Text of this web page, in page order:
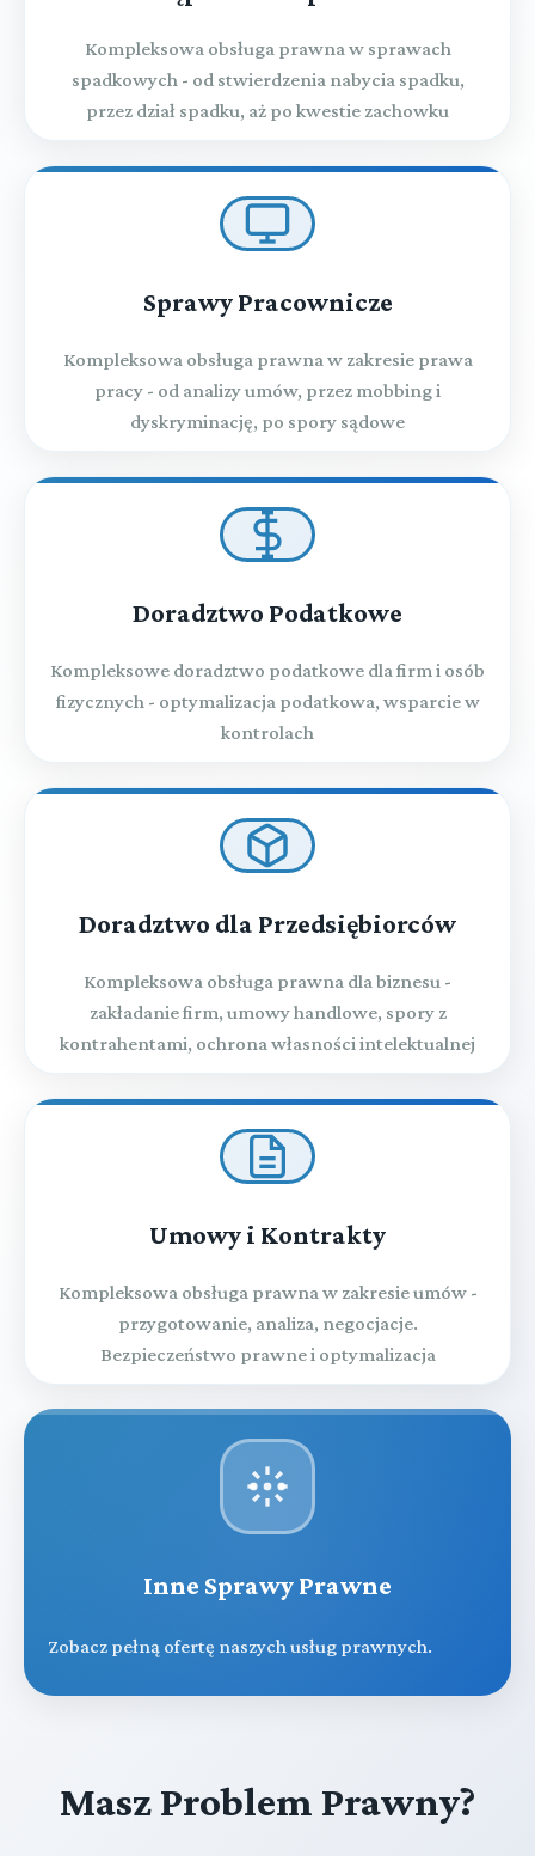
orzeczony środek karny, a także orzeczenia o
warunkowym
Rozdział 66i (art. 611ud - 611uj)
wykonanie orzeczenia karnego związanego z poddaniem
Rozdział 67 (art. 612 - 615)
Kompleksowa obsługa prawna w sprawach
spadkowych - od stwierdzenia nabycia spadku,
przez dział spadku, aż po kwestie zachowku
Sprawy Pracownicze
Kompleksowa obsługa prawna w zakresie prawa
pracy - od analizy umów, przez mobbing i
dyskryminację, po spory sądowe
Doradztwo Podatkowe
Kompleksowe doradztwo podatkowe dla firm i osób
fizycznych - optymalizacja podatkowa, wsparcie w
kontrolach
Doradztwo dla Przedsiębiorców
Kompleksowa obsługa prawna dla biznesu -
zakładanie firm, umowy handlowe, spory z
kontrahentami, ochrona własności intelektualnej
Umowy i Kontrakty
Kompleksowa obsługa prawna w zakresie umów -
przygotowanie, analiza, negocjacje.
Bezpieczeństwo prawne i optymalizacja
Inne Sprawy Prawne
Zobacz pełną ofertę naszych usług prawnych.
Masz Problem Prawny?